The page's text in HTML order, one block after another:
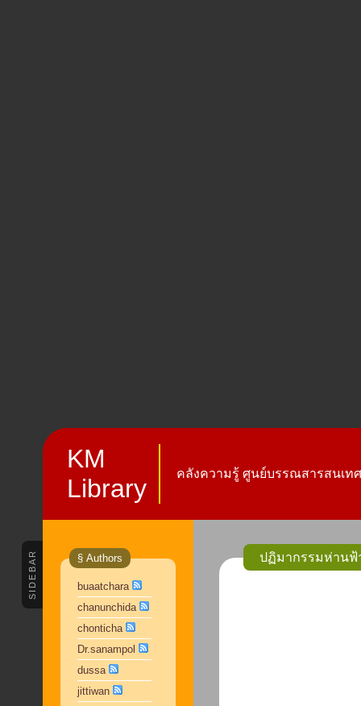
KM
Library
คลังความรู้ ศูนย์บรรณสารสนเท
SIDEBAR § Authors
buaatchara
chanunchida
chonticha
Dr.sanampol
dussa
jittiwan
ปฏิมากรรมห่านฟ้